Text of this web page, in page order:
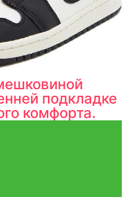
подкладке
комфорта.